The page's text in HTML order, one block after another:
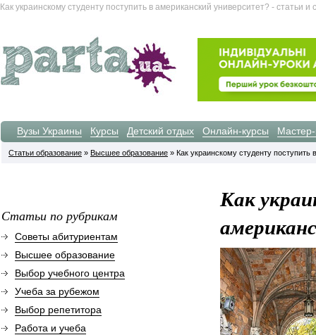
Как украинскому студенту поступить в американский университет? -
Вузы Украины Курсы Детский отдых Онлайн-курсы
Статьи образование » Высшее образование » Как украинскому студенту поступить
Как
Статьи по рубрикам
Советы абитуриентам
Высшее образование
Выбор учебного центра
Учеба за рубежом
Выбор репетитора
Работа и учеба